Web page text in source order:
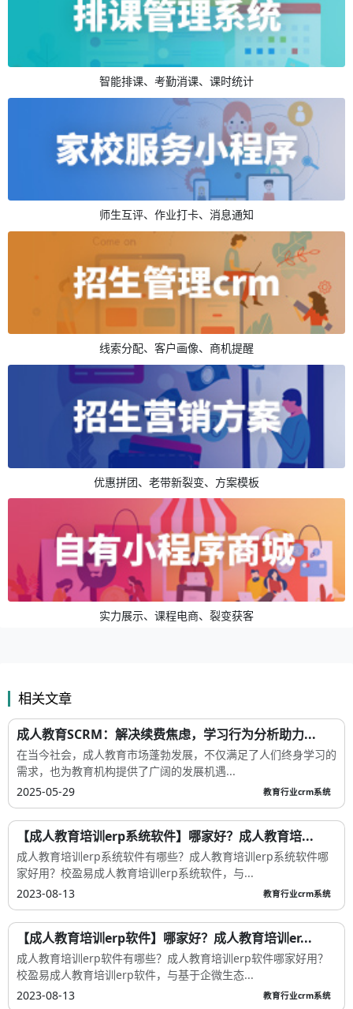
智能排课、考勤消课、课时统计
师生互评、作业打卡、消息通知
线索分配、客户画像、商机提醒
优惠拼团、老带新裂变、方案模板
实力展示、课程电商、裂变获客
相关文章
成人教育SCRM：解决续费焦虑，学习行为分析助力...
在当今社会，成人教育市场蓬勃发展，不仅满足了人们终身学习的
需求，也为教育机构提供了广阔的发展机遇...
2025-05-29
教育行业crm系统
【成人教育培训erp系统软件】哪家好？成人教育培...
成人教育培训erp系统软件有哪些？成人教育培训erp系统软件哪
家好用？校盈易成人教育培训erp系统软件，与...
2023-08-13
教育行业crm系统
【成人教育培训erp软件】哪家好？成人教育培训er...
成人教育培训erp软件有哪些？成人教育培训erp软件哪家好用？
校盈易成人教育培训erp软件，与基于企微生态...
2023-08-13
教育行业crm系统